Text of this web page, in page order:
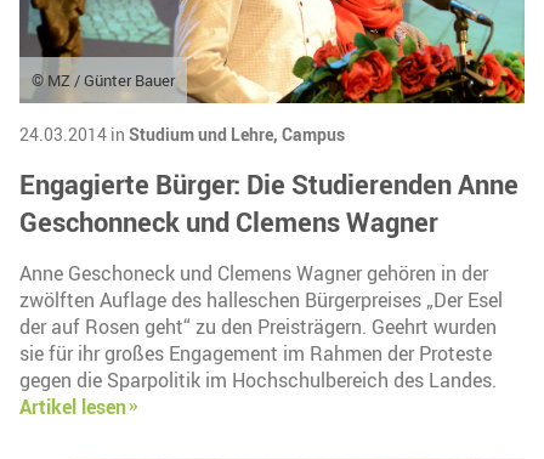
© MZ / Günter Bauer
24.03.2014 in Studium und Lehre, Campus
Engagierte Bürger: Die Studierenden Anne
Geschonneck und Clemens Wagner
Anne Geschoneck und Clemens Wagner gehören in der
zwölften Auflage des halleschen Bürgerpreises „Der Esel
der auf Rosen geht“ zu den Preisträgern. Geehrt wurden
sie für ihr großes Engagement im Rahmen der Proteste
gegen die Sparpolitik im Hochschulbereich des Landes.
Artikel lesen